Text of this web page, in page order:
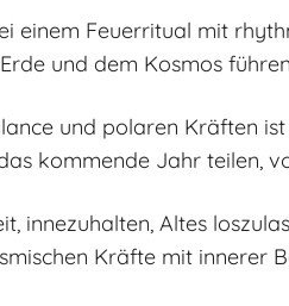
einem Feuerritual mit
und dem Kosmos
und polaren Kräften
kommende Jahr teilen,
innezuhalten, Altes
Kräfte mit innerer